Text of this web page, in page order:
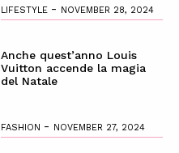
LIFESTYLE - NOVEMBER 28, 2024
Anche quest’anno Louis
Vuitton accende la magia
del Natale
FASHION - NOVEMBER 27, 2024